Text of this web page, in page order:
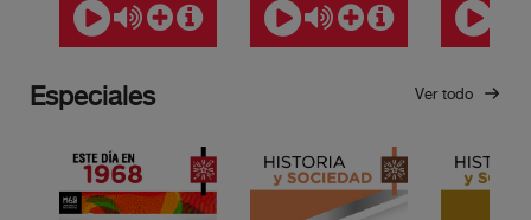
Especiales Ver todo